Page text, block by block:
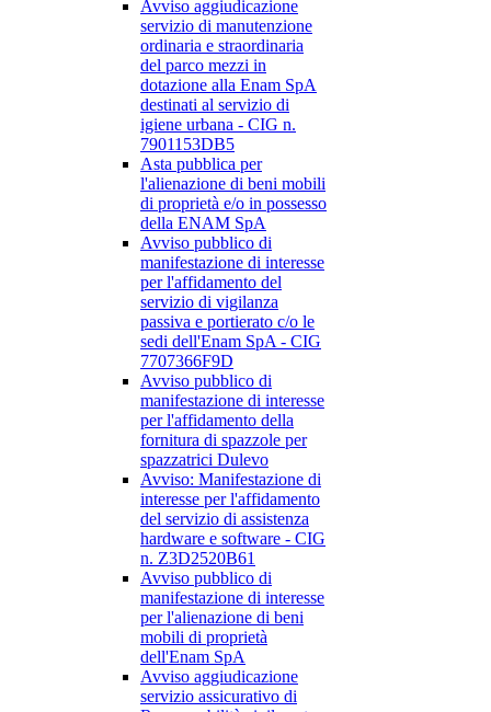
Avviso aggiudicazione
servizio di manutenzione
ordinaria e straordinaria
del parco mezzi in
dotazione alla Enam SpA
destinati al servizio di
igiene urbana - CIG n.
7901153DB5
Asta pubblica per
l'alienazione di beni mobili
di proprietà e/o in possesso
della ENAM SpA
Avviso pubblico di
manifestazione di interesse
per l'affidamento del
servizio di vigilanza
passiva e portierato c/o le
sedi dell'Enam SpA - CIG
7707366F9D
Avviso pubblico di
manifestazione di interesse
per l'affidamento della
fornitura di spazzole per
spazzatrici Dulevo
Avviso: Manifestazione di
interesse per l'affidamento
del servizio di assistenza
hardware e software - CIG
n. Z3D2520B61
Avviso pubblico di
manifestazione di interesse
per l'alienazione di beni
mobili di proprietà
dell'Enam SpA
Avviso aggiudicazione
servizio assicurativo di